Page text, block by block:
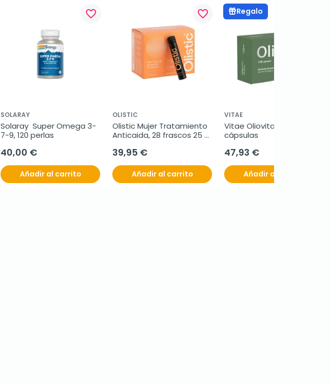
favorite_border
SOLARAY
Solaray  Super Omega 3-
7-9, 120 perlas
40,00 €
Añadir al carrito
favorite_border
OLISTIC
Olistic Mujer Tratamiento
Anticaida, 28 frascos 25
39,95 €
Añadir al carrito
Regalo
VITAE
Vitae Oliovita, 120
cápsulas
47,93 €
Añadir al carrito